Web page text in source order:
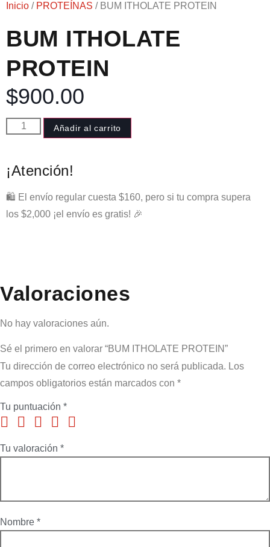
Inicio / PROTEÍNAS / BUM ITHOLATE PROTEIN
BUM ITHOLATE
PROTEIN
$900.00
Añadir al carrito
¡Atención!
🛍️ El envío regular cuesta $160, pero si tu compra supera
los $2,000 ¡el envío es gratis! 🎉
Valoraciones
No hay valoraciones aún.
Sé el primero en valorar “BUM ITHOLATE PROTEIN”
Tu dirección de correo electrónico no será publicada. Los
campos obligatorios están marcados con *
Tu puntuación *
Tu valoración *
Nombre *